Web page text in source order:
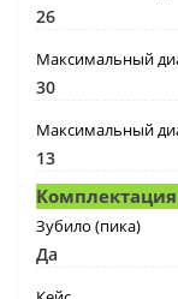
26
Максимальный
30
Максимальный
13
Комплектация
Зубило (пика)
Да